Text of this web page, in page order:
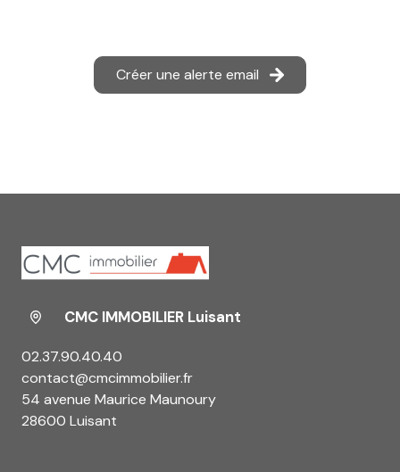
Créer une alerte email
CMC IMMOBILIER Luisant
02.37.90.40.40
contact@cmcimmobilier.fr
54 avenue Maurice Maunoury
28600 Luisant